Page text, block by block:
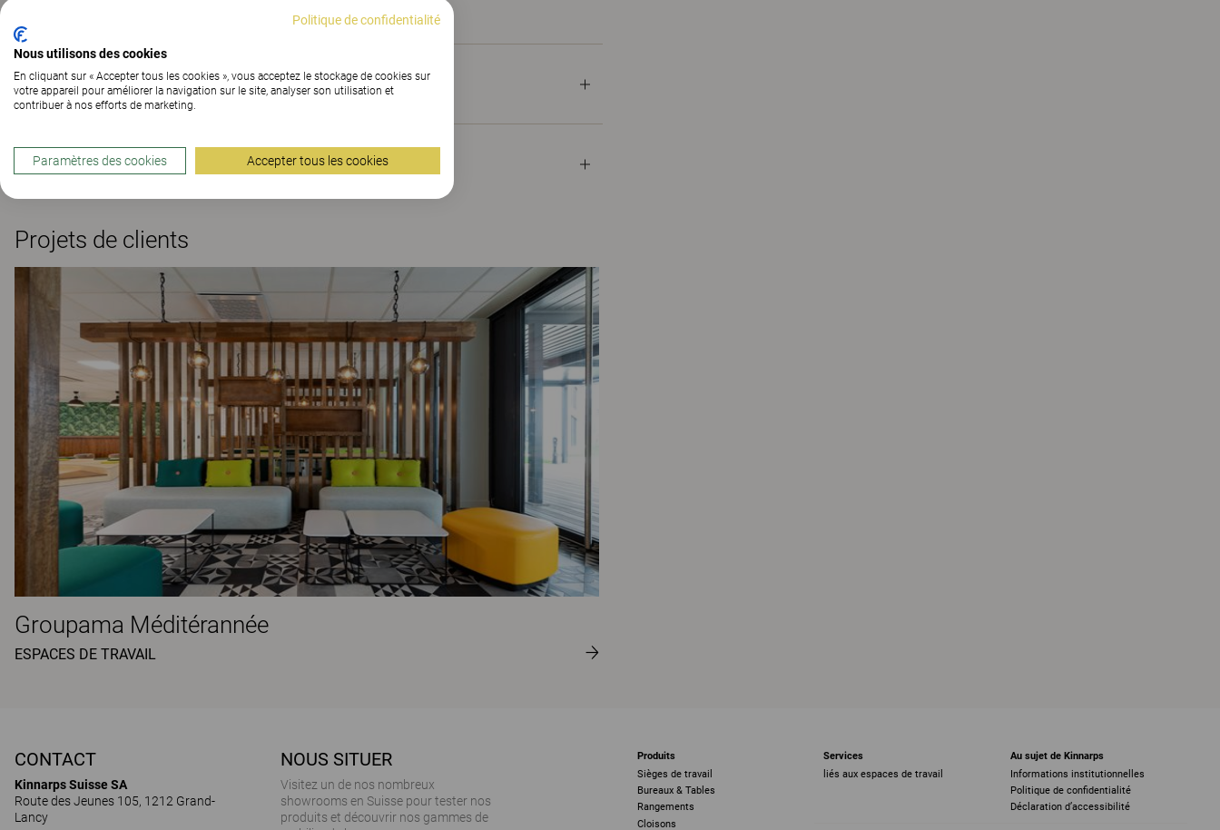
Matériaux
Téléchargements (3)
Projets de clients
Groupama Méditérannée
ESPACES DE TRAVAIL
CONTACT
Kinnarps Suisse SA
Route des Jeunes 105, 1212 Grand-
Lancy
NOUS SITUER
Visitez un de nos nombreux
showrooms en Suisse pour tester nos
produits et découvrir nos gammes de
Produits
Sièges de travail
Bureaux & Tables
Rangements
Cloisons
Services
liés aux espaces de travail
Au sujet de Kinnarps
Informations institutionnelles
Politique de confidentialité
Déclaration d’accessibilité
Politique de confidentialité
Nous utilisons des cookies
En cliquant sur « Accepter tous les cookies », vous acceptez le stockage de cookies sur
votre appareil pour améliorer la navigation sur le site, analyser son utilisation et
contribuer à nos efforts de marketing.
Paramètres des cookies Accepter tous les cookies